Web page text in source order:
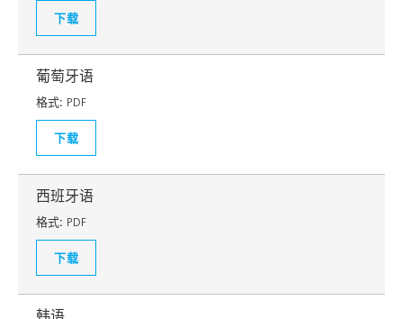
下载
葡萄牙语
格式: PDF
下载
西班牙语
格式: PDF
下载
韩语